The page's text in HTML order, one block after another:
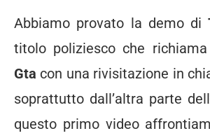
Abbiamo provato la demo di
titolo poliziesco che
Gta con una rivisitazione in
soprattutto dall’altra parte
questo primo video